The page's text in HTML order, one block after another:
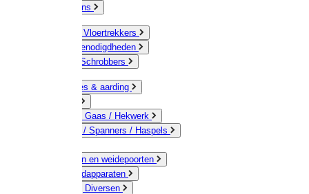
Betonmolens
Bezems & Vloertrekkers
Schildersbenodigdheden
Borstels / Schrobbers
Accessoires & aarding
Geleiders / Gaas / Hekwerk
Verbinders / Spanners / Haspels
Doorgangen en weidepoorten
Schrikdraadapparaten
Afrastering Diversen